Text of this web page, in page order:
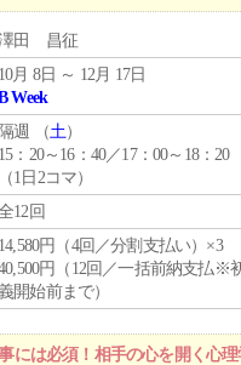
田 昌征
10月 8日 ～ 12月 17日
Week
隔週 （土）
15：20～16：40／17：00～18：20
（1日2コマ）
12回
14,580円（4回／分割支払い）×3
円（12回／一括前納支払※
開始前まで）
は必須！相手の心を開く心理